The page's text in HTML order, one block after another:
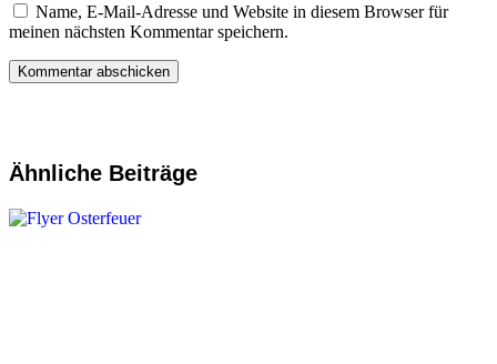
Name, E-Mail-Adresse und Website in diesem Browser für
meinen nächsten Kommentar speichern.
Ähnliche Beiträge